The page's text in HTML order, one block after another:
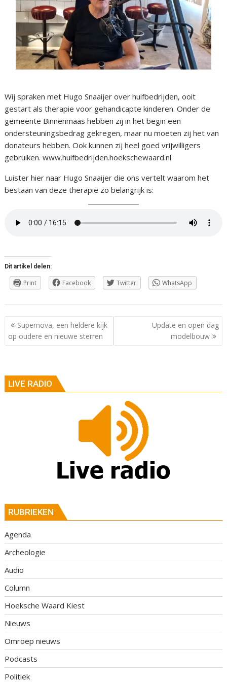
Wij spraken met Hugo Snaaijer over huifbedrijden, ooit
gestart als therapie voor gehandicapte kinderen. Onder de
gemeente Binnenmaas hebben zij in het begin een
ondersteuningsbedrag gekregen, maar nu moeten zij het van
donateurs hebben. Ook kunnen zij heel goed vrijwilligers
gebruiken. www.huifbedrijden.hoekschewaard.nl
Luister hier naar Hugo Snaaijer die ons vertelt waarom het
bestaan van deze therapie zo belangrijk is:
Dit artikel delen:
Print Facebook Twitter WhatsApp
Berichtnavigatie
Supernova, een heldere kijk
op oudere en nieuwe sterren
Update en open dag
modelbouw
LIVE RADIO
RUBRIEKEN
Agenda
Archeologie
Audio
Column
Hoeksche Waard Kiest
Nieuws
Omroep nieuws
Podcasts
Politiek